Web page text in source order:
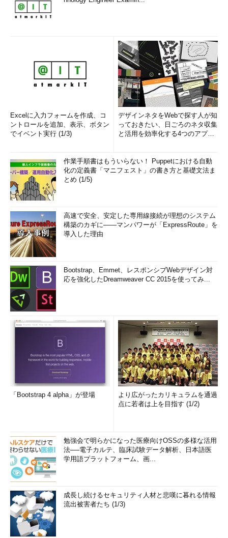
Excelに入力フォームを作成、コ
ントロールを追加、表示、ボタン
でイベント実行 (1/3)
デザインネタをWebで探す人が知
っておきたい、日ごろのネタ収集
と活用を効率化する4つのアプリ
作業手順書はもういらない！ Puppetにおける自動
化の定義書「マニフェスト」の書き方と基礎文法ま
とめ (1/5)
高速で安全、安定した専用線接続が理想のシステム
構築のカギに――マンパワーが「ExpressRoute」を
導入した理由
Bootstrap、Emmet、レスポンシブWebデザイン対
応を強化したDreamweaver CC 2015を使ってみ...
「Bootstrap 4 alpha」が登場
より広がったカリキュラムを通過
点に若者は上を目指す (1/2)
勉強会で明らかになった医療向けOSSの多様な活用
法──電子カルテ、臨床試験データ解析、日本語医
学用語プラットフォーム、画...
成長し続けるセキュリティ人材と悲嘆に暮れる情報
流出被害者たち (1/3)